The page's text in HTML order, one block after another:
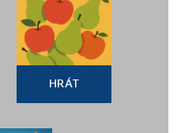
HRÁT